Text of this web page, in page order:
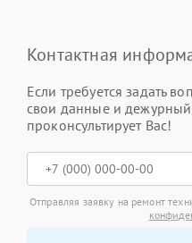
Контактная
Если требуется задать
свои данные и дежурный
проконсультирует Вас!
Отправляя заявку на ремонт